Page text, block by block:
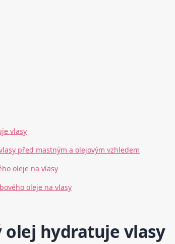
vlasy
před mastným a olejovým vzhledem
oleje na vlasy
oleje na vlasy
olej hydratuje vlasy